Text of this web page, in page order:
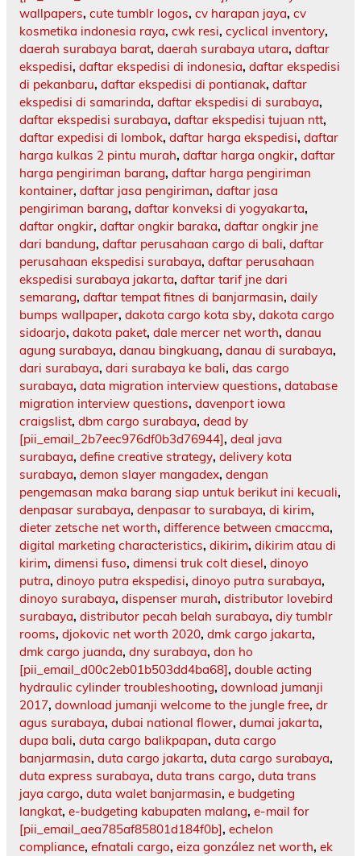
wallpapers, cute tumblr logos, cv harapan jaya, cv
kosmetika indonesia raya, cwk resi, cyclical inventory,
daerah surabaya barat, daerah surabaya utara, daftar
ekspedisi, daftar ekspedisi di indonesia, daftar ekspedisi
di pekanbaru, daftar ekspedisi di pontianak, daftar
ekspedisi di samarinda, daftar ekspedisi di surabaya,
daftar ekspedisi surabaya, daftar ekspedisi tujuan ntt,
daftar expedisi di lombok, daftar harga ekspedisi, daftar
harga kulkas 2 pintu murah, daftar harga ongkir, daftar
harga pengiriman barang, daftar harga pengiriman
kontainer, daftar jasa pengiriman, daftar jasa
pengiriman barang, daftar konveksi di yogyakarta,
daftar ongkir, daftar ongkir baraka, daftar ongkir jne
dari bandung, daftar perusahaan cargo di bali, daftar
perusahaan ekspedisi surabaya, daftar perusahaan
ekspedisi surabaya jakarta, daftar tarif jne dari
semarang, daftar tempat fitnes di banjarmasin, daily
bumps wallpaper, dakota cargo kota sby, dakota cargo
sidoarjo, dakota paket, dale mercer net worth, danau
agung surabaya, danau bingkuang, danau di surabaya,
dari surabaya, dari surabaya ke bali, das cargo
surabaya, data migration interview questions, database
migration interview questions, davenport iowa
craigslist, dbm cargo surabaya, dead by
[pii_email_2b7eec976df0b3d76944], deal java
surabaya, define creative strategy, delivery kota
surabaya, demon slayer mangadex, dengan
pengemasan maka barang siap untuk berikut ini kecuali,
denpasar surabaya, denpasar to surabaya, di kirim,
dieter zetsche net worth, difference between cmaccma,
digital marketing characteristics, dikirim, dikirim atau di
kirim, dimensi fuso, dimensi truk colt diesel, dinoyo
putra, dinoyo putra ekspedisi, dinoyo putra surabaya,
dinoyo surabaya, dispenser murah, distributor lovebird
surabaya, distributor pecah belah surabaya, diy tumblr
rooms, djokovic net worth 2020, dmk cargo jakarta,
dmk cargo juanda, dny surabaya, don ho
[pii_email_d00c2eb01b503dd4ba68], double acting
hydraulic cylinder troubleshooting, download jumanji
2017, download jumanji welcome to the jungle free, dr
agus surabaya, dubai national flower, dumai jakarta,
dupa bali, duta cargo balikpapan, duta cargo
banjarmasin, duta cargo jakarta, duta cargo surabaya,
duta express surabaya, duta trans cargo, duta trans
jaya cargo, duta walet banjarmasin, e budgeting
langkat, e-budgeting kabupaten malang, e-mail for
[pii_email_aea785af85801d184f0b], echelon
compliance, efnatali cargo, eiza gonzález net worth, ek